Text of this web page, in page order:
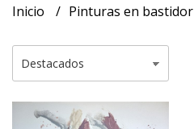
Inicio Pinturas en bastidor